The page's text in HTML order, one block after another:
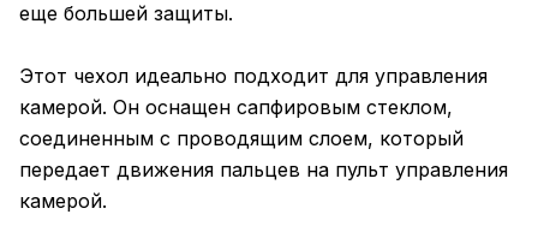
еще большей защиты.
Этот чехол идеально подходит для управления
камерой. Он оснащен сапфировым стеклом,
соединенным с проводящим слоем, который
передает движения пальцев на пульт управления
камерой.